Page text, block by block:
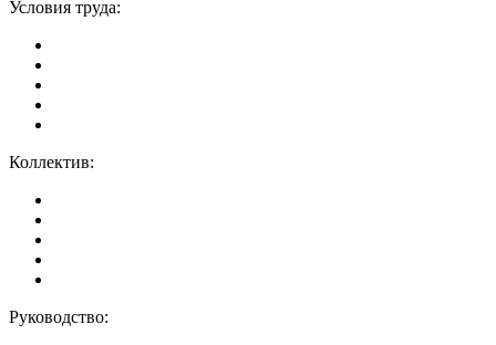
Условия труда:
Коллектив:
Руководство: